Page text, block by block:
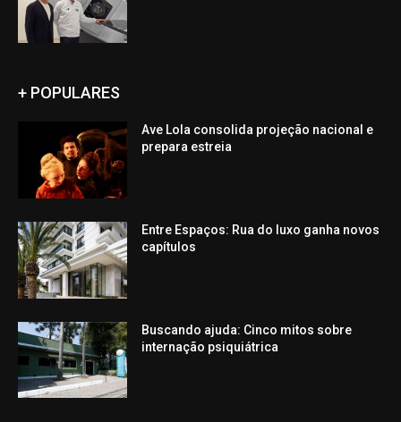
+ POPULARES
Ave Lola consolida projeção nacional e
prepara estreia
Entre Espaços: Rua do luxo ganha novos
capítulos
Buscando ajuda: Cinco mitos sobre
internação psiquiátrica